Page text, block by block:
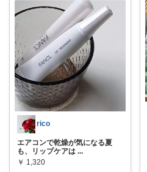
rico
エアコンで乾燥が気になる夏
も、リップケアは ...
￥ 1,320